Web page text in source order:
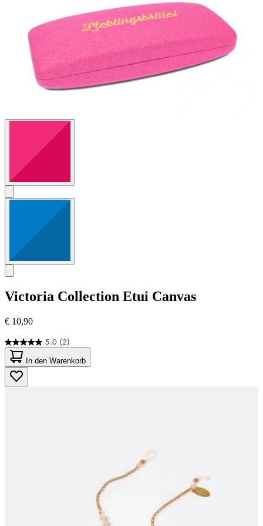
Victoria Collection Etui Canvas
€ 10,90
5.0 (2)
5.0
von
5
Sternen.
2
In den Warenkorb